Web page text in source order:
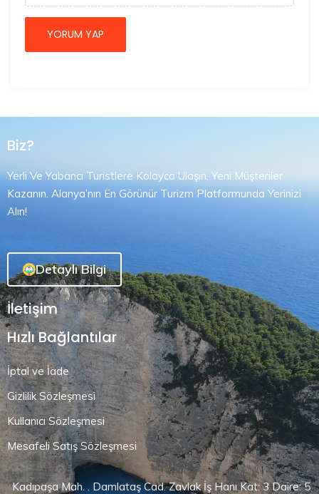
Biz?
Yerli Ve Yabancı Turistlere Kolayca Ulaşın, Yeni Müşteriler
Kazanın. Alanya’nın En Görünür Turizm Platformunda Yerinizi
Alın!
Detaylı Bilgi
İletişim
Hızlı Bağlantılar
İptal ve İade
Gizlilik Sözleşmesi
Kullanıcı Sözleşmesi
Mesafeli Satış Sözleşmesi
Kadıpaşa Mah. . Damlataş Cad. Zavlak İş Hanı Kat: 3 Daire: 5